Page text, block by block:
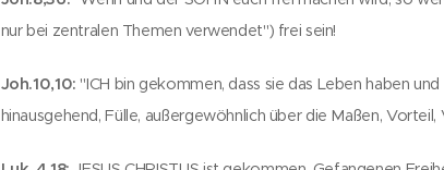
nur bei zentralen Themen verwendet") frei sein!
Joh.10,10: "ICH bin gekommen, dass sie das Leben haben
hinausgehend, Fülle, außergewöhnlich über die Maßen, Vorteil,